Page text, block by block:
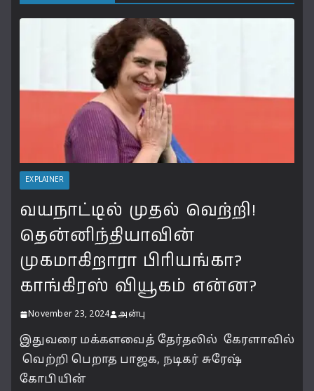
EXPLAINER
வயநாட்டில் முதல் வெற்றி!
தென்னிந்தியாவின்
முகமாகிறாரா பிரியங்கா?
காங்கிரஸ் வியூகம் என்ன?
November 23, 2024 அன்பு
இதுவரை மக்களவைத் தேர்தலில் கேரளாவில்
வெற்றி பெறாத பாஜக, நடிகர் சுரேஷ்
கோபியின்